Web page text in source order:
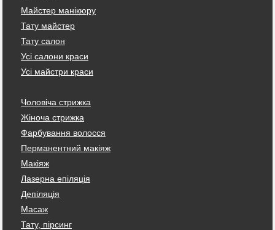
Майстер манікюру
Тату майстер
Тату салон
Усі салони краси
Усі майстри краси
Чоловіча стрижка
Жіноча стрижка
Фарбування волосся
Перманентний макіяж
Макіяж
Лазерна епіляція
Депіляція
Масаж
Тату, пірсинг